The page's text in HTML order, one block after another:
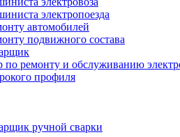
электропоезда
автомобилей
подвижного состава
по ремонту и обслуживанию
профиля
ручной сварки